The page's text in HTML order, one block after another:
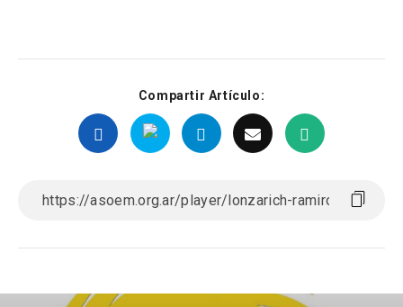
Compartir Artículo: